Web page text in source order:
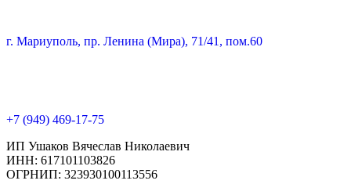
г. Мариуполь, пр. Ленина (Мира), 71/41, пом.60
+7 (949) 469-17-75
ИП Ушаков Вячеслав Николаевич
ИНН: 617101103826
ОГРНИП: 323930100113556